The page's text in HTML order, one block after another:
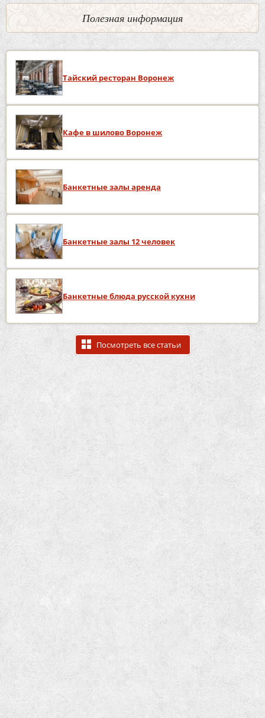
Полезная информация
Тайский ресторан Воронеж
Кафе в шилово Воронеж
Банкетные залы аренда
Банкетные залы 12 человек
Банкетные блюда русской кухни
Посмотреть все статьи